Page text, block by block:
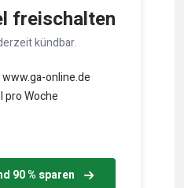
freischalten
kündbar.
online.de
pro Woche
90 % sparen